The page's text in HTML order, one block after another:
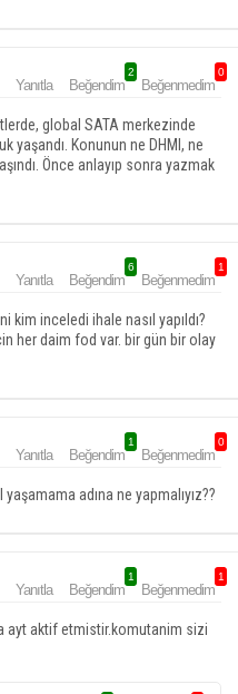
Yanıtla Beğendim
2
Beğenmedim
0
global SATA merkezinde
yaşandı. Konunun ne DHMI, ne
Önce anlayıp sonra yazmak
Yanıtla Beğendim
6
Beğenmedim
1
inceledi ihale nasıl yapıldı?
her daim fod var. bir gün bir olay
Yanıtla Beğendim
1
Beğenmedim
0
adına ne yapmalıyız??
Yanıtla Beğendim
1
Beğenmedim
1
ayt aktif etmistir.komutanim sizi